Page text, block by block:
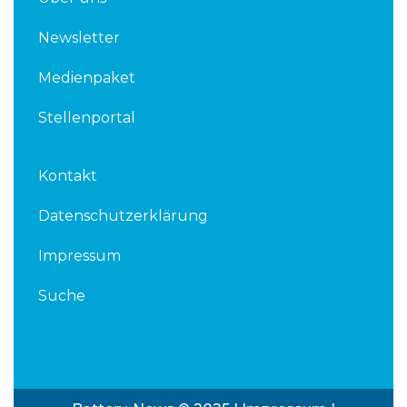
Newsletter
Medienpaket
Stellenportal
Kontakt
Datenschutzerklärung
Impressum
Suche